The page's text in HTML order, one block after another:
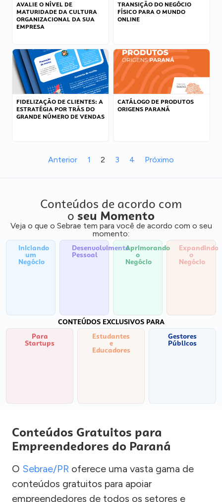
AVALIE O NÍVEL DE
MATURIDADE DA CULTURA
ORGANIZACIONAL DA SUA
EMPRESA
TRANSIÇÃO DO NEGÓCIO
FÍSICO PARA O MUNDO
ONLINE
FIDELIZAÇÃO DE CLIENTES: A
ESTRATÉGIA POR TRÁS DO
GRANDE NÚMERO DE VENDAS
CATÁLOGO DE PRODUTOS
ORIGENS PARANÁ
Anterior 1 2 3 4 Próximo
Conteúdos de acordo com
o seu Momento
Veja o que o Sebrae tem para você de acordo com o seu
momento:
Iniciando
um
Negócio
Desenvolvimento
Pessoal
Aprimorando
o
Negócio
Expandindo
o
Negócio
CONTEÚDOS EXCLUSIVOS PARA
Para
Startups
Estudantes
e
Educadores
Gestores
Públicos
Conteúdos Gratuitos para
Empreendedores do Paraná
O Sebrae/PR oferece uma vasta gama de
conteúdos gratuitos para apoiar
empreendedores de todos os setores e